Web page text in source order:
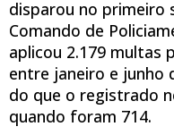
disparou no primeiro
Comando de
aplicou 2.179 multas
entre janeiro e junho
do que o registrado
quando foram 714.